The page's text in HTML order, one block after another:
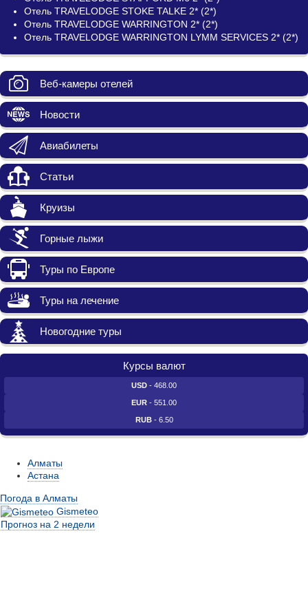
Отель TRAVELODGE STOKE TALKE 2* (2*)
Отель TRAVELODGE WARRINGTON 2* (2*)
Отель TRAVELODGE WARRINGTON LYMM SERVICES 2* (2*)
Веб-камеры отелей
Новости
Авиабилеты
Статьи
Круизы
Горные лыжи
Туры по Европе
Туры на лечение
Новогодние туры
Курсы валют
USD - 468.00
EUR - 551.00
RUB- 6.50
Алматы
Астана
Погода в Алматы
Gismeteo
Прогноз на 2 недели